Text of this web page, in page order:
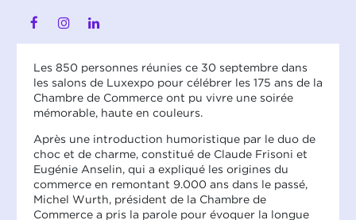
Les 850 personnes réunies ce 30 septembre dans
les salons de Luxexpo pour célébrer les 175 ans de la
Chambre de Commerce ont pu vivre une soirée
mémorable, haute en couleurs.
Après une introduction humoristique par le duo de
choc et de charme, constitué de Claude Frisoni et
Eugénie Anselin, qui a expliqué les origines du
commerce en remontant 9.000 ans dans le passé,
Michel Wurth, président de la Chambre de
Commerce a pris la parole pour évoquer la longue